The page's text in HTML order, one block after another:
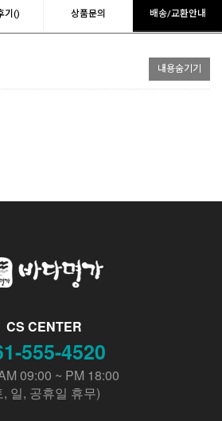
기() 상품문의 배송/교환안내
내용숨기기
CS CENTER
555-4520
09:00 ~ PM 18:00
, 일, 공휴일 휴무)